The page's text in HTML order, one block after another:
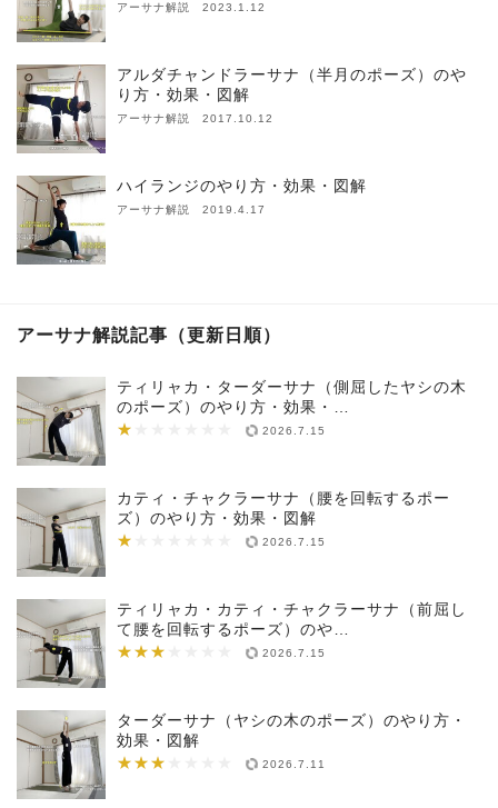
アーサナ解説 2023.1.12
アルダチャンドラーサナ（半月のポーズ）のや
り方・効果・図解
アーサナ解説 2017.10.12
ハイランジのやり方・効果・図解
アーサナ解説 2019.4.17
アーサナ解説記事（更新日順）
ティリャカ・ターダーサナ（側屈したヤシの木
のポーズ）のやり方・効果・…
★
★★★★★★★ 2026.7.15
カティ・チャクラーサナ（腰を回転するポー
ズ）のやり方・効果・図解
★
★★★★★★★ 2026.7.15
ティリャカ・カティ・チャクラーサナ（前屈し
て腰を回転するポーズ）のや…
★★★
★★★★★★★ 2026.7.15
ターダーサナ（ヤシの木のポーズ）のやり方・
効果・図解
★★★
★★★★★★★ 2026.7.11